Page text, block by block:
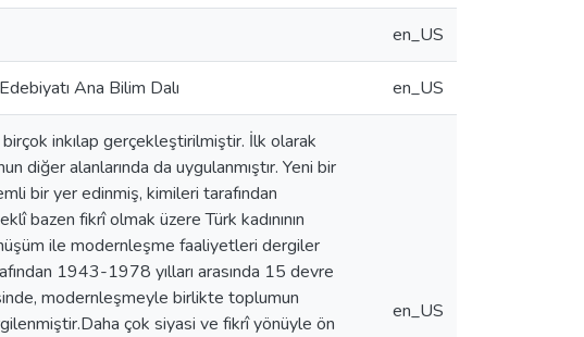
en_US
Ana Bilim Dalı en_US
inkılap gerçekleştirilmiştir. İlk olarak
diğer alanlarında da uygulanmıştır. Yeni bir
bir yer edinmiş, kimileri tarafından
bazen fikrî olmak üzere Türk kadınının
ile modernleşme faaliyetleri dergiler
1943-1978 yılları arasında 15 devre
modernleşmeyle birlikte toplumun
çok siyasi ve fikrî yönüyle ön
en_US